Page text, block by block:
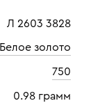
Л 2603 3828
Белое золото
750
0.98 грамм